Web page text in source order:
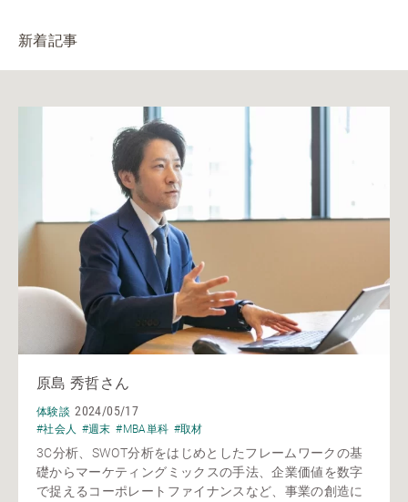
新着記事
原島 秀哲さん
体験談 2024/05/17
#社会人 #週末 #MBA単科 #取材
3C分析、SWOT分析をはじめとしたフレームワークの基
礎からマーケティングミックスの手法、企業価値を数字
で捉えるコーポレートファイナンスなど、事業の創造に